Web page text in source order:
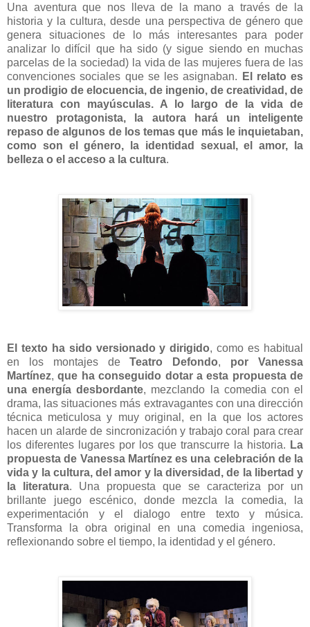
Una aventura que nos lleva de la mano a través de la
historia y la cultura, desde una perspectiva de género que
genera situaciones de lo más interesantes para poder
analizar lo difícil que ha sido (y sigue siendo en muchas
parcelas de la sociedad) la vida de las mujeres fuera de las
convenciones sociales que se les asignaban.
El relato es
un prodigio de elocuencia, de ingenio, de creatividad, de
literatura con mayúsculas. A lo largo de la vida de
nuestro protagonista, la autora hará un inteligente
repaso de algunos de los temas que más le inquietaban,
como son el género, la identidad sexual, el amor, la
belleza o el acceso a la cultura.
El texto ha sido versionado y dirigido, como es habitual
en los montajes deTeatro Defondo, por Vanessa
Martínez,que ha conseguido dotar a esta propuesta de
una energía desbordante, mezclando la comedia con el
drama, las situaciones más extravagantes con una dirección
técnica meticulosa y muy original, en la que los actores
hacen un alarde de sincronización y trabajo coral para crear
los diferentes lugares por los que transcurre la historia. La
propuesta de Vanessa Martínez es una celebración de la
vida y la cultura, del amor y la diversidad, de la libertad y
la literatura. Una propuesta que se caracteriza por un
brillante juego escénico, donde mezcla la comedia, la
experimentación y el dialogo entre texto y música.
Transforma la obra original en una comedia ingeniosa,
reflexionando sobre el tiempo, la identidad y el género.